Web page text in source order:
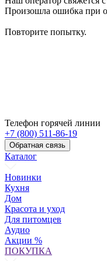
Произошла ошибка при
Повторите попытку.
Телефон горячей линии
+7 (800) 511-86-19
Обратная связь
Каталог
Новинки
Кухня
Дом
Красота и уход
Для питомцев
Аудио
Акции %
ПОКУПКА